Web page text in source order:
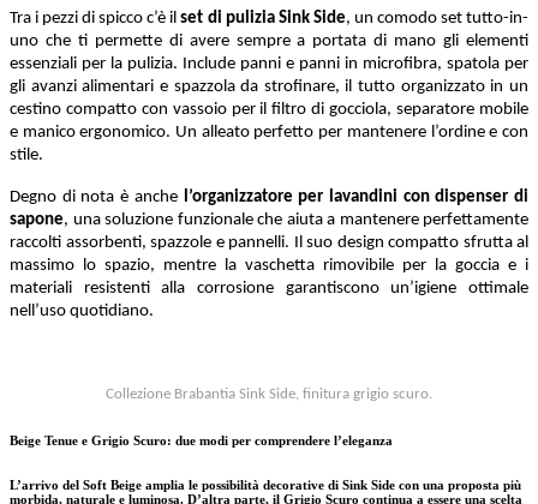
Tra i pezzi di spicco c’è ilset di pulizia Sink Side, un comodo set tutto-in-
uno che ti permette di avere sempre a portata di mano gli elementi
essenziali per la pulizia. Include panni e panni in microfibra, spatola per
gli avanzi alimentari e spazzola da strofinare, il tutto organizzato in un
cestino compatto con vassoio per il filtro di gocciola, separatore mobile
e manico ergonomico. Un alleato perfetto per mantenere l’ordine e con
stile.
Degno di nota è anche
l’organizzatore per lavandini con dispenser di
sapone, una soluzione funzionale che aiuta a mantenere perfettamente
raccolti assorbenti, spazzole e pannelli. Il suo design compatto sfrutta al
massimo lo spazio, mentre la vaschetta rimovibile per la goccia e i
materiali resistenti alla corrosione garantiscono un’igiene ottimale
nell’uso quotidiano.
Collezione Brabantia Sink Side, finitura grigio scuro.
Beige Tenue e Grigio Scuro: due modi per comprendere l’eleganza
L’arrivo del Soft Beige amplia le possibilità decorative di Sink Side con una proposta più
morbida, naturale e luminosa. D’altra parte, il Grigio Scuro continua a essere una scelta